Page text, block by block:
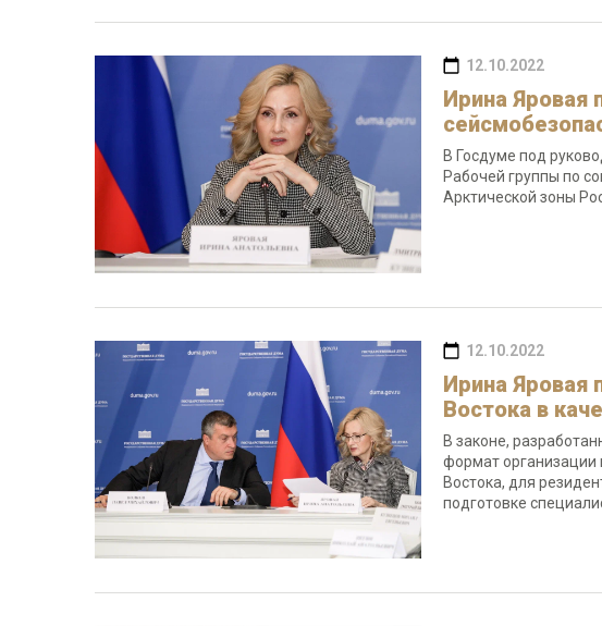
12.10.2022
Ирина Яровая
В Госдуме под
Рабочей группы по
Арктической зоны
12.10.2022
Ирина Яровая
Востока в
В законе,
формат организации
Востока, для
подготовке